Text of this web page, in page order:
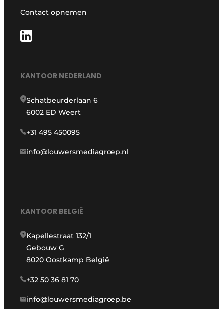
Contact opnemen
KANTOOR NEDERLAND
Schatbeurderlaan 6
6002 ED Weert
+31 495 450095
info@louwersmediagroep.nl
KANTOOR BELGIË
Kapellestraat 132/1
Gebouw G
8020 Oostkamp België
+32 50 36 81 70
info@louwersmediagroep.be